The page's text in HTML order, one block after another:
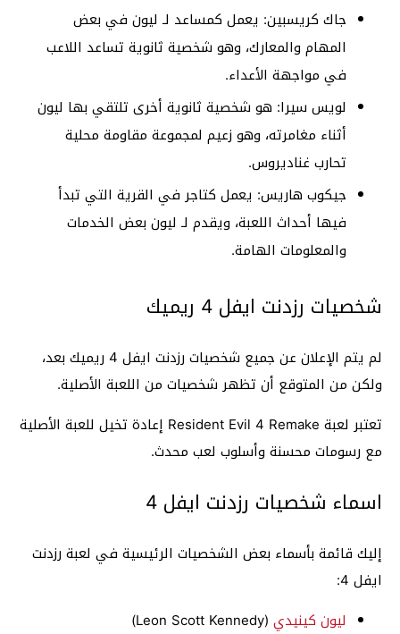
جاك كريسبين: يعمل كمساعد لـ ليون في بعض
المهام والمعارك، وهو شخصية ثانوية تساعد اللاعب
في مواجهة الأعداء.
لويس سيرا: هو شخصية ثانوية أخرى تلتقي بها ليون
أثناء مغامرته، وهو زعيم لمجموعة مقاومة محلية
تحارب غناديروس.
جيكوب هاريس: يعمل كتاجر في القرية التي تبدأ
فيها أحداث اللعبة، ويقدم لـ ليون بعض الخدمات
والمعلومات الهامة.
شخصيات رزدنت ايفل 4 ريميك
لم يتم الإعلان عن جميع شخصيات رزدنت ايفل 4 ريميك بعد،
ولكن من المتوقع أن تظهر شخصيات من اللعبة الأصلية.
تعتبر لعبة Resident Evil 4 Remake إعادة تخيل للعبة الأصلية
مع رسومات محسنة وأسلوب لعب محدث.
اسماء شخصيات رزدنت ايفل 4
إليك قائمة بأسماء بعض الشخصيات الرئيسية في لعبة رزدنت
ايفل 4:
ليون كينيدي (Leon Scott Kennedy)